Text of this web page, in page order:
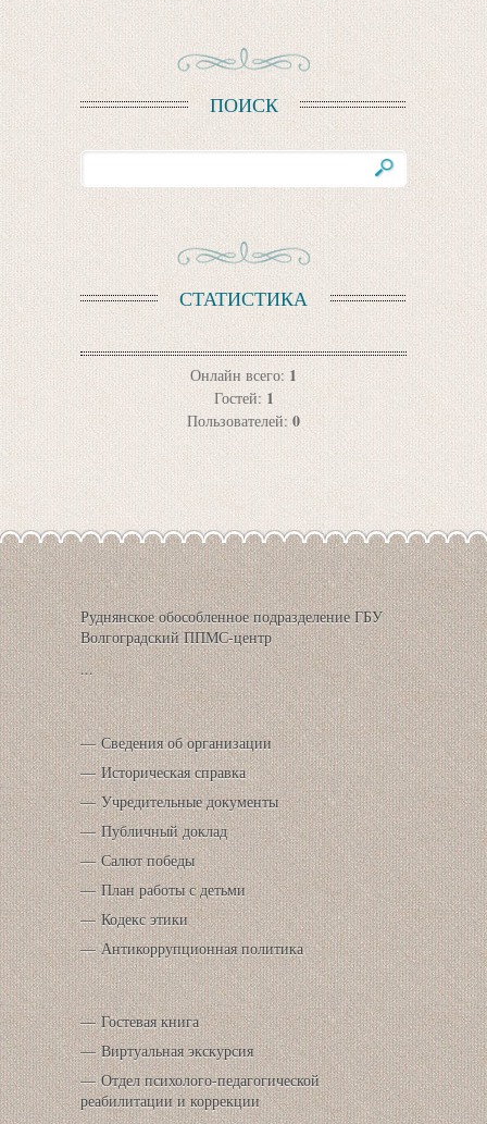
ПОИСК
СТАТИСТИКА
Онлайн всего: 1
Гостей: 1
Пользователей: 0
Руднянское обособленное подразделение ГБУ
Волгоградский ППМС-центр
...
Сведения об организации
Историческая справка
Учредительные документы
Публичный доклад
Салют победы
План работы с детьми
Кодекс этики
Антикоррупционная политика
Гостевая книга
Виртуальная экскурсия
Отдел психолого-педагогической
реабилитации и коррекции